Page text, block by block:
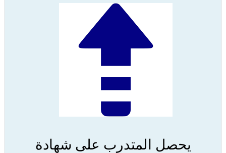
يحصل المتدرب على شهادة